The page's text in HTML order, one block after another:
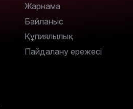
Жарнама
Байланыс
Құпиялылық
Пайдалану ережесі